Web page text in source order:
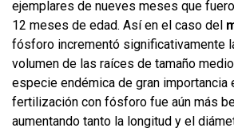
ejemplares de nueves meses que
12 meses de edad. Así en el caso del
fósforo incrementó significativamente
volumen de las raíces de tamaño
especie endémica de gran importancia
fertilización con fósforo fue aún más
aumentando tanto la longitud y el